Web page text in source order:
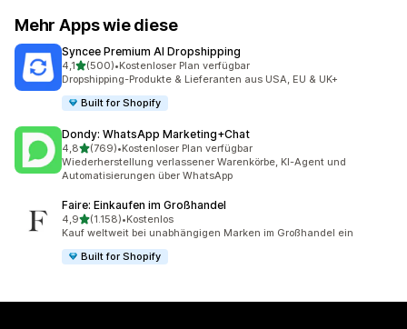
Mehr Apps wie diese
Syncee Premium AI Dropshipping
4,1von 5 Sternen
(500)
500 Rezensionen insgesamt
•Kostenloser Plan verfügbar
Dropshipping-Produkte & Lieferanten aus USA, EU & UK+
Built for Shopify
Dondy: WhatsApp Marketing+Chat
4,8von 5 Sternen
(769)
769 Rezensionen insgesamt
•Kostenloser Plan verfügbar
Wiederherstellung verlassener Warenkörbe, KI-Agent und
Automatisierungen über WhatsApp
Faire: Einkaufen im Großhandel
4,9von 5 Sternen
(1.158)
1158 Rezensionen insgesamt
•Kostenlos
Kauf weltweit bei unabhängigen Marken im Großhandel ein
Built for Shopify